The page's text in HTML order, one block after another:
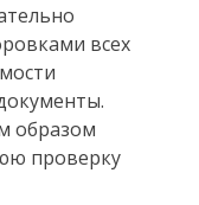
всех
образом
проверку